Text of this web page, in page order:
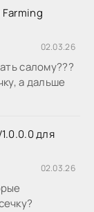
Farming
02.03.26
салому???
а дальше
для
02.03.26